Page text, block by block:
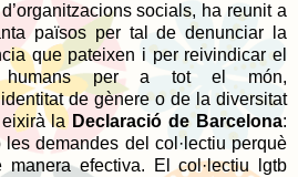
socials, ha reunit a
països per tal de denunciar la
que pateixen i per reivindicar el
humans per a tot el món,
de gènere o de la diversitat
eixirà la Declaració de Barcelona:
demandes del col·lectiu perquè
manera efectiva. El col·lectiu lgtb